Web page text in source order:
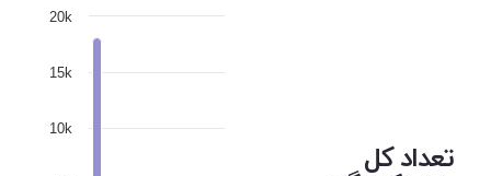
تعداد کل
10k
15k
20k